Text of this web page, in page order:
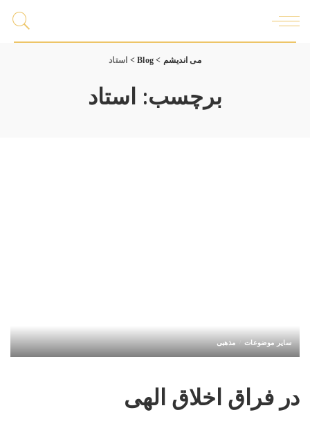
می اندیشم >
Blog
> استاد
برچسب: استاد
سایر موضوعات مذهبی
در فراق اخلاق الهی